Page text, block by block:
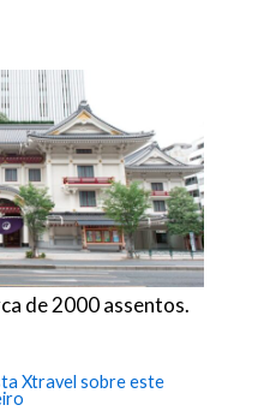
de 2000 assentos.
Xtravel sobre este